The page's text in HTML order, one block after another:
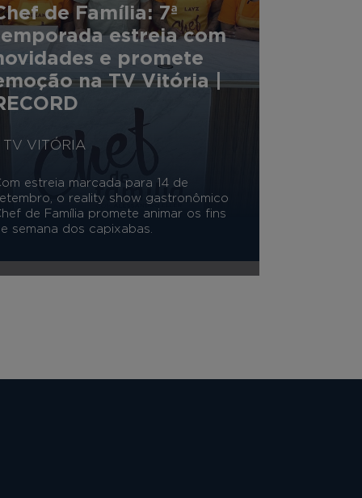
de Família: 7ª
estreia com
e promete
na TV Vitória |
TV VITÓRIA
estreia marcada para 14 de
o reality show gastronômico
de Família promete animar os fins
semana dos capixabas.